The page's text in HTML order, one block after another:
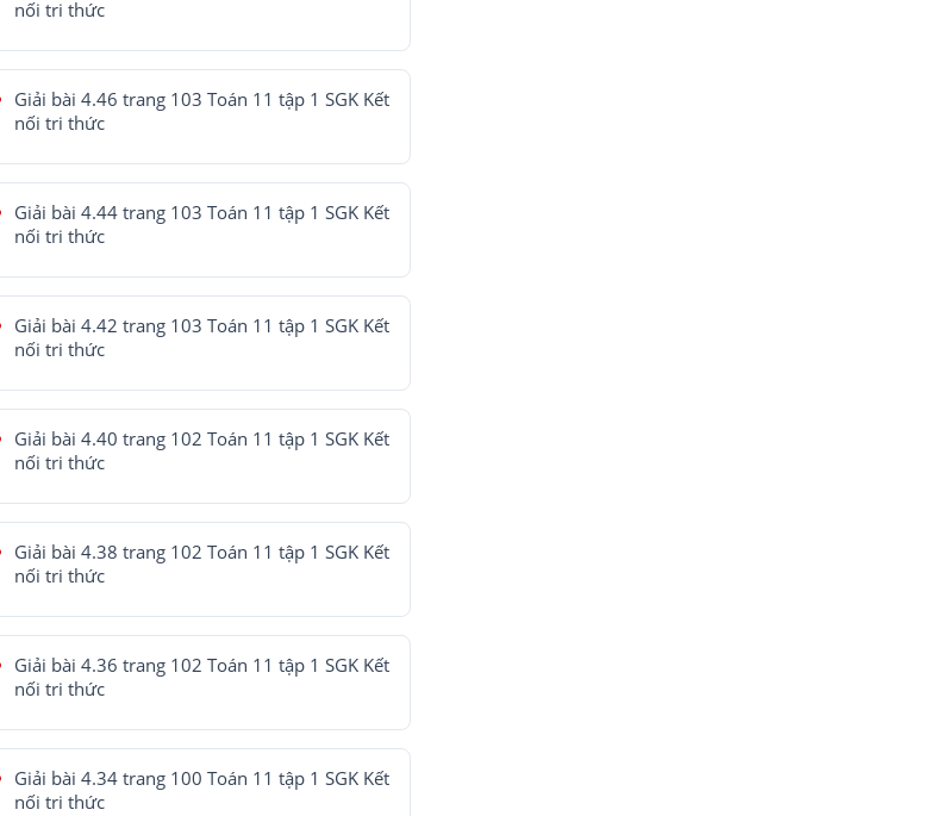
nối tri thức
Giải bài 4.46 trang 103 Toán 11 tập 1 SGK Kết
nối tri thức
Giải bài 4.44 trang 103 Toán 11 tập 1 SGK Kết
nối tri thức
Giải bài 4.42 trang 103 Toán 11 tập 1 SGK Kết
nối tri thức
Giải bài 4.40 trang 102 Toán 11 tập 1 SGK Kết
nối tri thức
Giải bài 4.38 trang 102 Toán 11 tập 1 SGK Kết
nối tri thức
Giải bài 4.36 trang 102 Toán 11 tập 1 SGK Kết
nối tri thức
Giải bài 4.34 trang 100 Toán 11 tập 1 SGK Kết
nối tri thức